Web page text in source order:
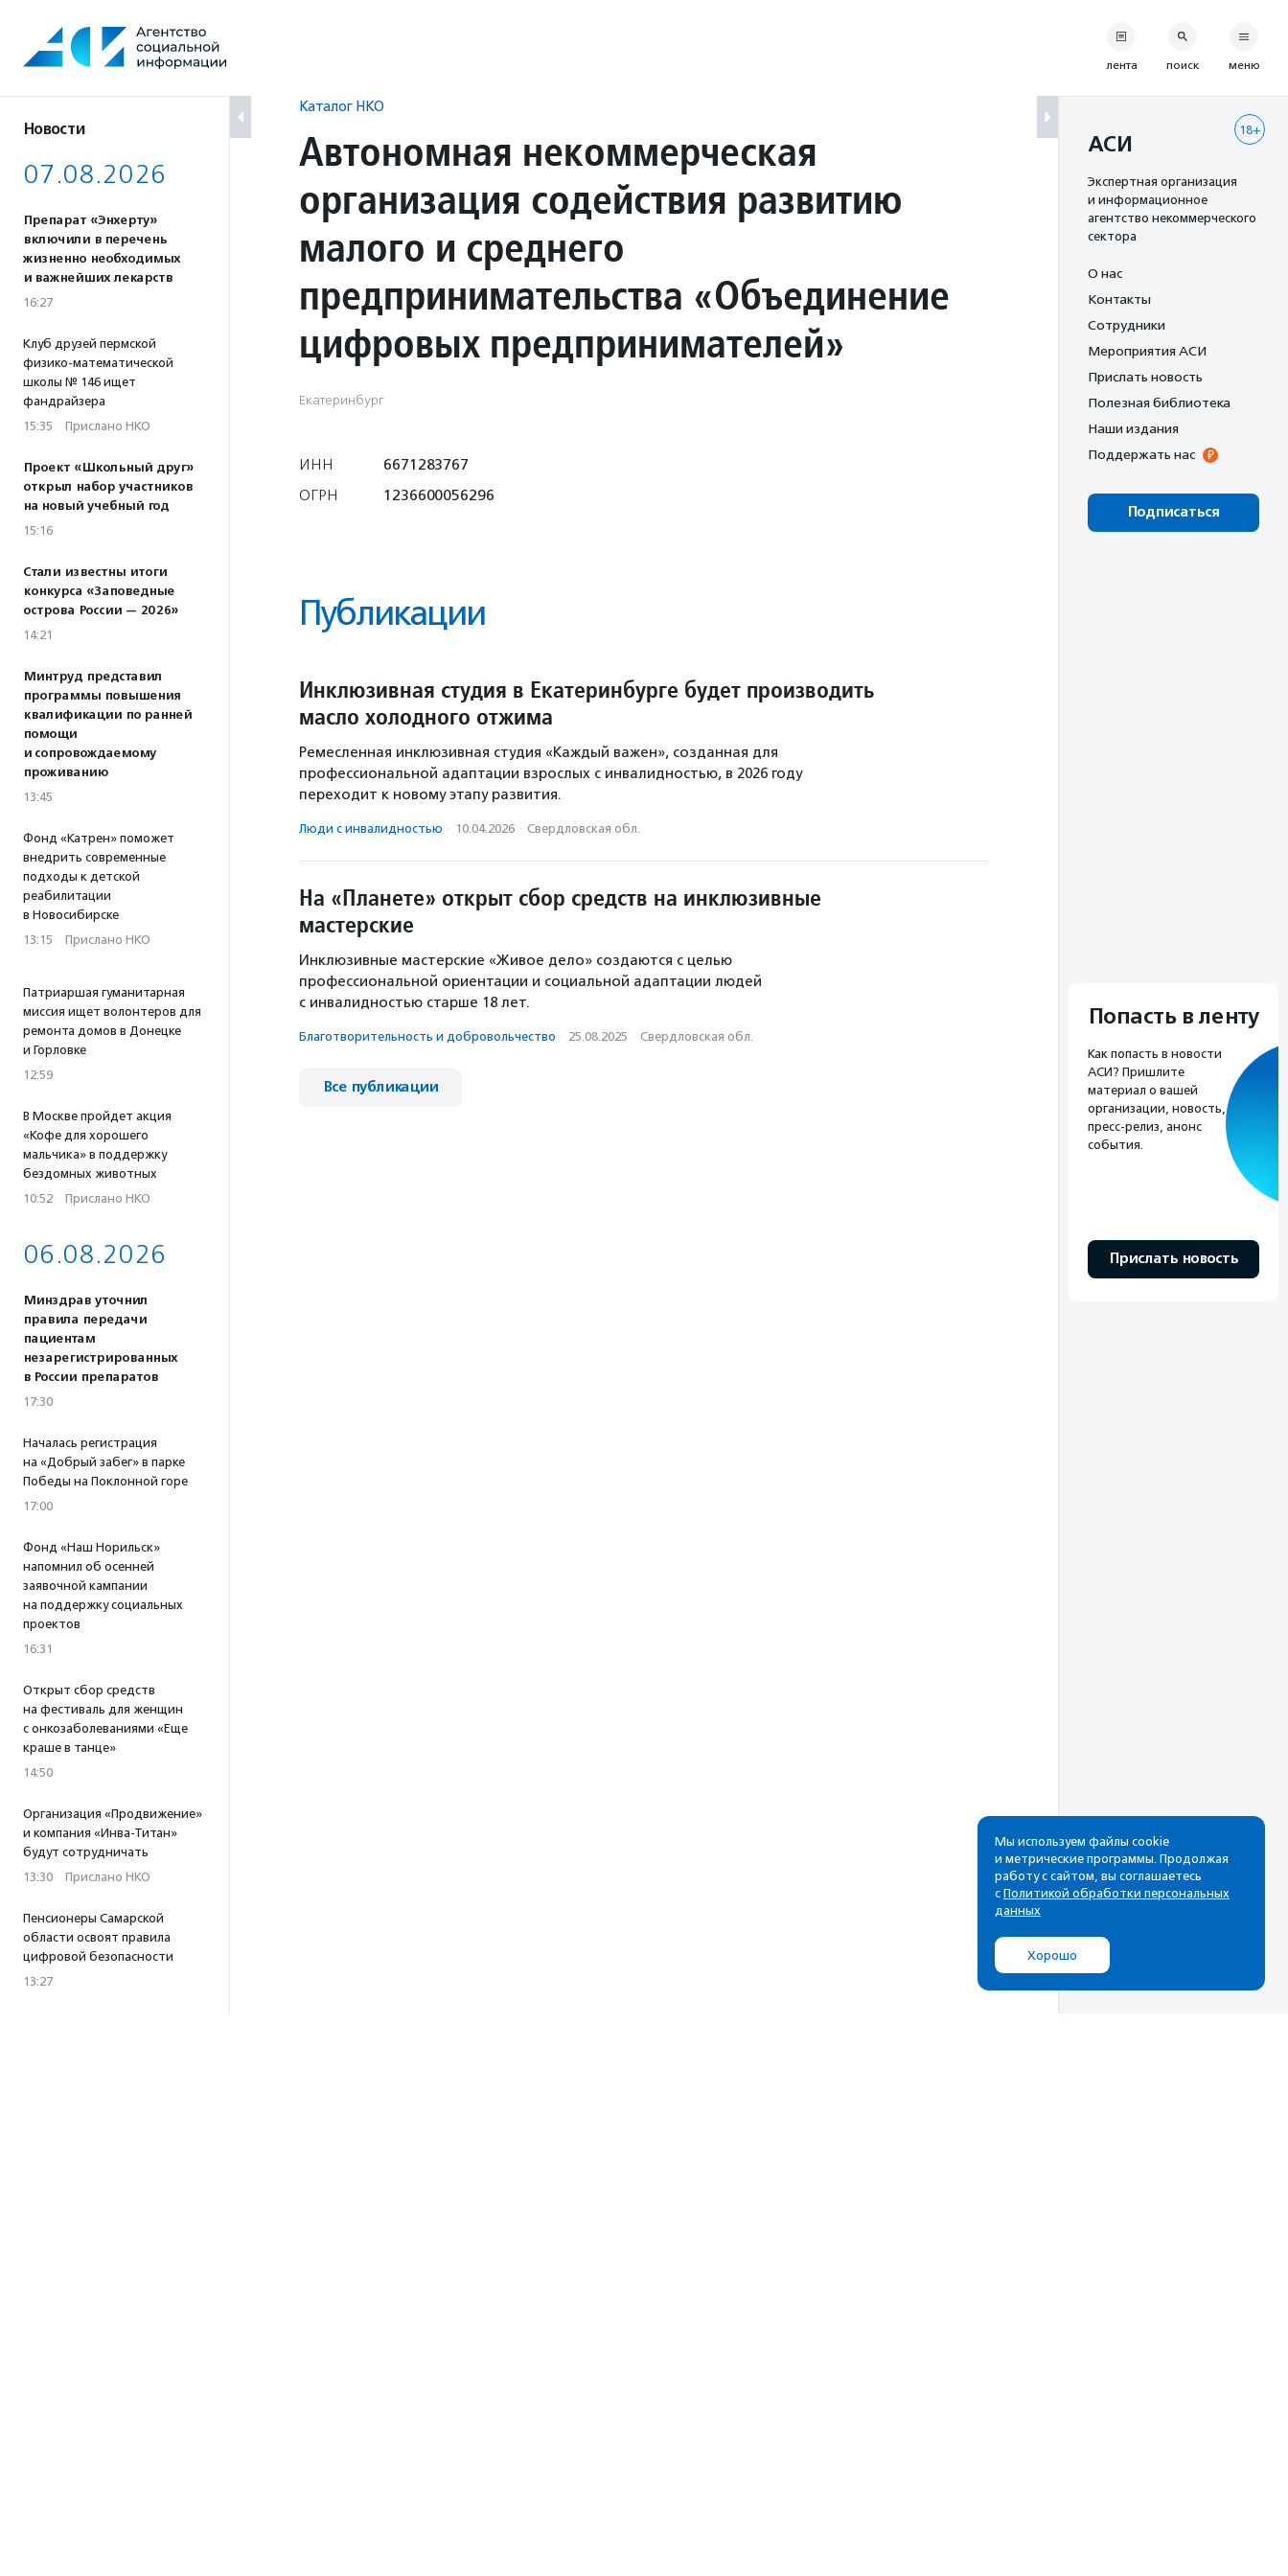
содержанию
Новости
07.08.2026
Препарат «Энхерту»
включили в перечень
жизненно необходимых
и важнейших лекарств
16:27
Клуб друзей пермской
физико-математической
школы № 146 ищет
фандрайзера
15:35 · Прислано НКО
Проект «Школьный друг»
открыл набор участников
на новый учебный год
15:16
Стали известны итоги
конкурса «Заповедные
острова России — 2026»
14:21
Минтруд представил
программы повышения
квалификации по ранней
помощи
и сопровождаемому
проживанию
13:45
Фонд «Катрен» поможет
внедрить современные
подходы к детской
реабилитации
в Новосибирске
13:15 · Прислано НКО
Патриаршая гуманитарная
миссия ищет волонтеров для
ремонта домов в Донецке
и Горловке
12:59
В Москве пройдет акция
«Кофе для хорошего
мальчика» в поддержку
бездомных животных
10:52 · Прислано НКО
06.08.2026
Минздрав уточнил
правила передачи
пациентам
незарегистрированных
в России препаратов
17:30
Началась регистрация
на «Добрый забег» в парке
Победы на Поклонной горе
17:00
Фонд «Наш Норильск»
напомнил об осенней
заявочной кампании
на поддержку социальных
проектов
16:31
Открыт сбор средств
на фестиваль для женщин
с онкозаболеваниями «Еще
краше в танце»
14:50
Организация «Продвижение»
и компания «Инва-Титан»
будут сотрудничать
13:30 · Прислано НКО
Пенсионеры Самарской
области освоят правила
цифровой безопасности
13:27
Каталог НКО
Автономная некоммерческая
организация содействия развитию
малого и среднего
предпринимательства «Объединение
цифровых предпринимателей»
Екатеринбург
ИНН
6671283767
ОГРН
1236600056296
Публикации
Инклюзивная студия в Екатеринбурге будет производить
масло холодного отжима
Ремесленная инклюзивная студия «Каждый важен», созданная для
профессиональной адаптации взрослых с инвалидностью, в 2026 году
переходит к новому этапу развития.
Люди с инвалидностью · 10.04.2026 · Свердловская обл.
На «Планете» открыт сбор средств на инклюзивные
мастерские
Инклюзивные мастерские «Живое дело» создаются с целью
профессиональной ориентации и социальной адаптации людей
с инвалидностью старше 18 лет.
Благотвори­тель­ность и доброволь­чест­во · 25.08.2025 · Свердловская обл.
Все публикации
лента поиск меню
18+
АСИ
Экспертная организация
и информационное
агентство некоммерческого
сектора
О нас
Контакты
Сотрудники
Мероприятия АСИ
Прислать новость
Полезная библиотека
Наши издания
Поддержать нас
Подписаться
Попасть в ленту
Как попасть в новости
АСИ? Пришлите
материал о вашей
организации, новость,
пресс-релиз, анонс
события.
Прислать новость
Рассылка
Cамые свежие новости,
почтовом ящике
Мы используем файлы cookie
и метрические программы. Продолжая
работу с сайтом, вы соглашаетесь
с Политикой обработки персональных
данных
Хорошо